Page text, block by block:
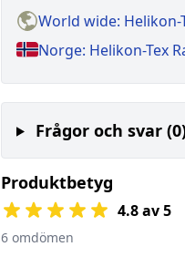
World wide: Helikon-
Norge: Helikon-Tex
Frågor och svar
Produktbetyg
4.8 av 5
6 omdömen